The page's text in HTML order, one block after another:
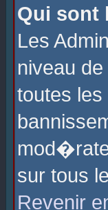
Qui sont
Les
niveau
toutes
sur tous
Revenir